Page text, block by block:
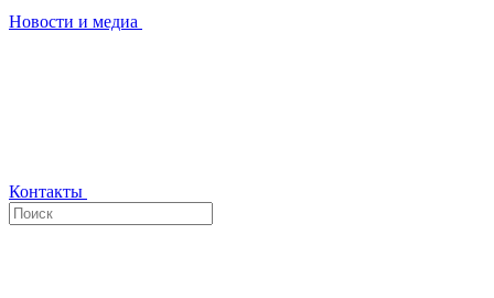
Новости и медиа
Контакты